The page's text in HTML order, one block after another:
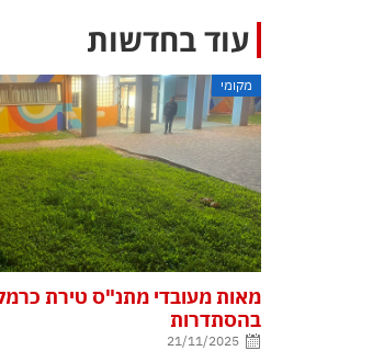
עוד בחדשות
מקומי
מאות מעובדי מתנ"ס טירת
בהסתדרות
21/11/2025